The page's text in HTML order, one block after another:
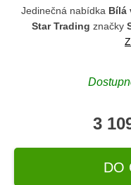
Jedinečná nabídka Bílá
Star Trading značky
3
DO